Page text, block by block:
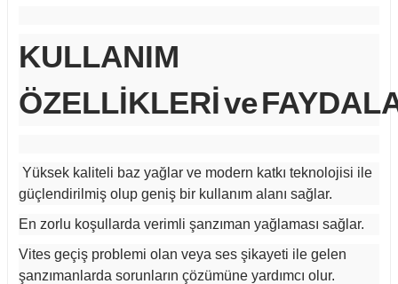
KULLANIM
ÖZELLİKLERİve
Yüksek kaliteli baz yağlar ve modern katkı teknolojisi ile
güçlendirilmiş olup geniş bir kullanım alanı sağlar.
En zorlu koşullarda verimli şanzıman yağlaması sağlar.
Vites geçiş problemi olan veya ses şikayeti ile gelen
şanzımanlarda sorunların çözümüne yardımcı olur.